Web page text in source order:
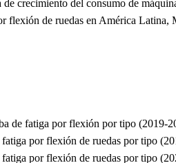
crecimiento del consumo de
flexión de ruedas en América
de fatiga por flexión por tipo (2019-
por flexión de ruedas por tipo
por flexión de ruedas por tipo